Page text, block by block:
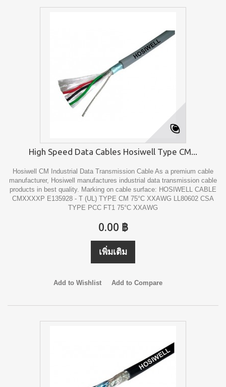
High Speed Data Cables Hosiwell Type CM...
Hosiwell CM Industrial Data Transmission Cable As a premium cable
manufacturer, Hosiwell manufactures industrial data transmission cable
products in best quality. Marking on cable surface: HOSIWELL CABLE
CMXXXXP E135928 - T (UL) TYPE CM 75°C XXAWG LL80602 CSA
TYPE PCC FT1 75°C XXAWG
0.00 ฿
เพิ่มเติม
Add to Wishlist Add to Compare